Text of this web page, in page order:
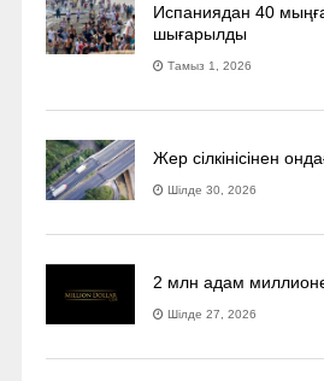
Испаниядан 40
шығарылды
Тамыз 1, 2026
Жер сілкінісінен
Шілде 30, 2026
2 млн адам
Шілде 27, 2026